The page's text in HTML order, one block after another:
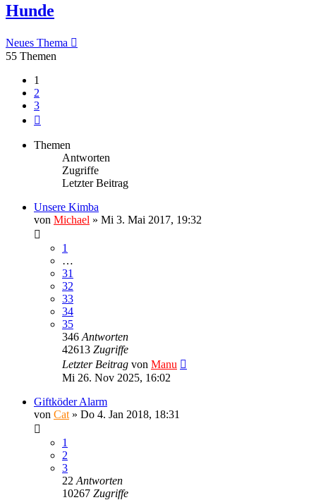
Hunde
Neues Thema
55 Themen
1
2
3
Themen
Antworten
Zugriffe
Letzter Beitrag
Unsere Kimba
von Michael » Mi 3. Mai 2017, 19:32
1
…
31
32
33
34
35
346 Antworten
42613 Zugriffe
Letzter Beitrag von Manu
Mi 26. Nov 2025, 16:02
Giftköder Alarm
von Cat » Do 4. Jan 2018, 18:31
1
2
3
22 Antworten
10267 Zugriffe